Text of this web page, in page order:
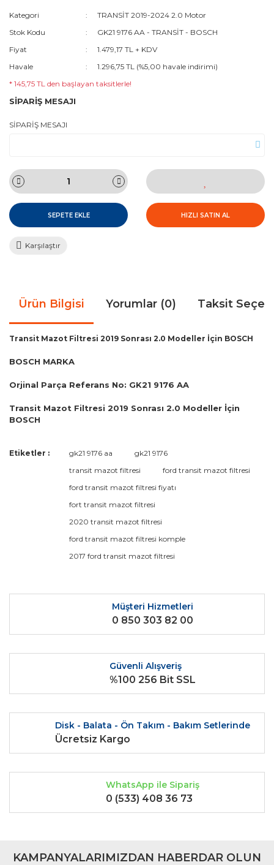
Kategori
TRANSİT 2019-2024 2.0 Motor
Stok Kodu
GK21 9176 AA - TRANSİT - BOSCH
Fiyat
1.479,17 TL + KDV
Havale
1.296,75 TL (%5,00 havale indirimi)
* 145,75 TL den başlayan taksitlerle!
SİPARİŞ MESAJI
SİPARİŞ MESAJI
SEPETE EKLE HIZLI SATIN AL
Karşılaştır
Ürün Bilgisi Yorumlar (0) Taksit
Transit Mazot Filtresi 2019 Sonrası 2.0 Modeller İçin BOSCH
BOSCH MARKA
Orjinal Parça Referans No: GK21 9176 AA
Transit Mazot Filtresi 2019 Sonrası 2.0 Modeller İçin
BOSCH
Bu ürüne ilk yorumu siz yapın!
Yorum Yaz
Bu ürünün fiyat bilgisi, resim, ürün açıklamalarında ve diğer
kullanarak tarafımıza iletebilirsiniz.
Görüş ve önerileriniz için teşekkür ederiz.
Gönder
Etiketler : gk21 9176 aa
gk21 9176
transit mazot filtresi
ford transit mazot filtresi
ford transit mazot filtresi fiyatı
fort transit mazot filtresi
2020 transit mazot filtresi
ford transit mazot filtresi komple
2017 ford transit mazot filtresi
Müşteri Hizmetleri
0 850 303 82 00
Güvenli Alışveriş
%100 256 Bit SSL
Disk - Balata - Ön Takım - Bakım Setlerinde
Ücretsiz Kargo
WhatsApp ile Sipariş
0 (533) 408 36 73
KAMPANYALARIMIZDAN HABERDAR OLUN